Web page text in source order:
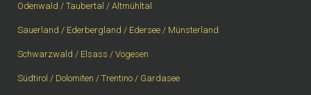
Odenwald / Taubertal / Altmühltal
Sauerland / Ederbergland / Edersee / Münsterland
Schwarzwald / Elsass / Vogesen
Südtirol / Dolomiten / Trentino / Gardasee